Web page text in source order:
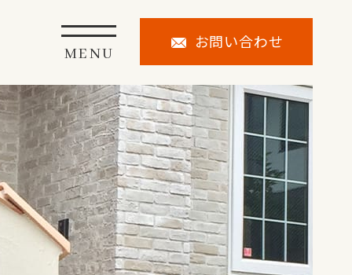
MENU
お問い合わせ